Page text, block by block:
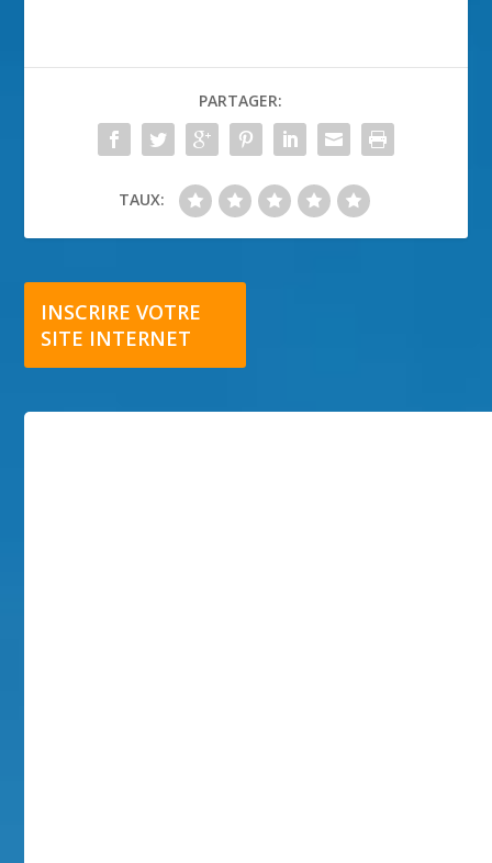
PARTAGER:
TAUX:
INSCRIRE VOTRE
SITE INTERNET